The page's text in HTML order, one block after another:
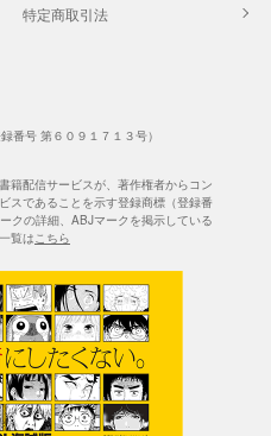
特定商取引法
籍配信サービスが、著作権者からコン
スであることを示す登録商標（登録番
クの詳細、ABJマークを掲示している
覧はこちら